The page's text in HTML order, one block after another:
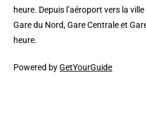
heure. Depuis l’aéroport vers la
Gare du Nord, Gare Centrale et
heure.
Powered byGetYourGuide